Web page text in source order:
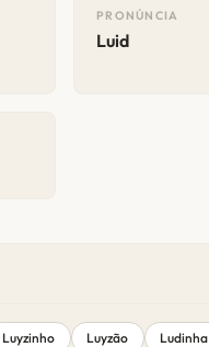
PRONÚNCIA
Luid
Luyzinho Luyzão Ludinha